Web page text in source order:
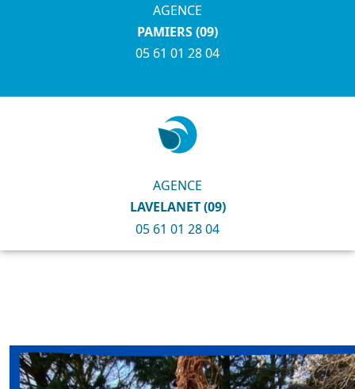
AGENCE
PAMIERS (09)
05 61 01 28 04
AGENCE
LAVELANET (09)
05 61 01 28 04